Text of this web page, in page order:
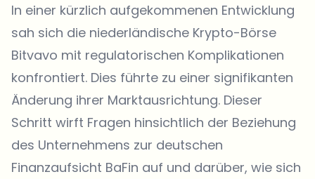
In einer kürzlich aufgekommenen Entwicklung
sah sich die niederländische Krypto-Börse
Bitvavo mit regulatorischen Komplikationen
konfrontiert. Dies führte zu einer signifikanten
Änderung ihrer Marktausrichtung. Dieser
Schritt wirft Fragen hinsichtlich der Beziehung
des Unternehmens zur deutschen
Finanzaufsicht BaFin auf und darüber, wie sich